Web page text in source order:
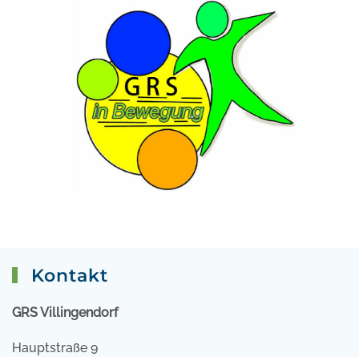
Kontakt
GRS Villingendorf
Hauptstraße 9